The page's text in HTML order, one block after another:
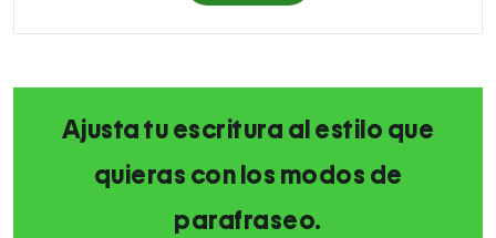
Ajusta tu escritura al estilo que
quieras con los modos de
parafraseo.